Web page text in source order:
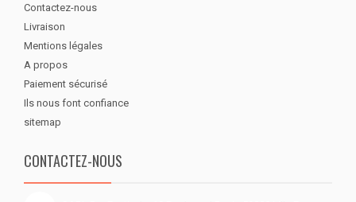
Contactez-nous
Livraison
Mentions légales
A propos
Paiement sécurisé
Ils nous font confiance
sitemap
CONTACTEZ-NOUS